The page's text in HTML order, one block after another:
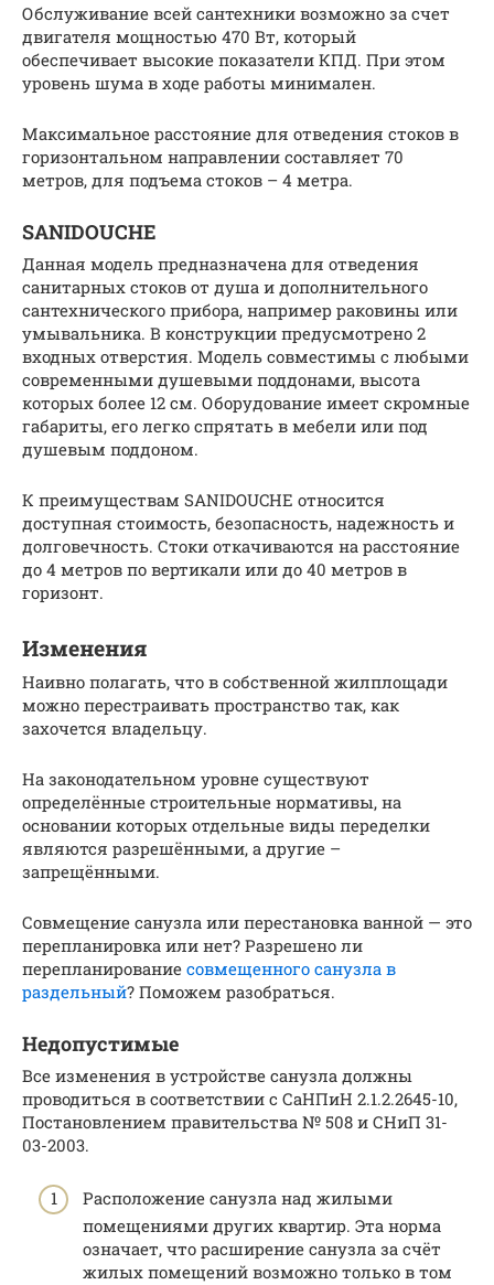
Обслуживание всей сантехники возможно за счет
двигателя мощностью 470 Вт, который
обеспечивает высокие показатели КПД. При этом
уровень шума в ходе работы минимален.
Максимальное расстояние для отведения стоков в
горизонтальном направлении составляет 70
метров, для подъема стоков – 4 метра.
SANIDOUCHE
Данная модель предназначена для отведения
санитарных стоков от душа и дополнительного
сантехнического прибора, например раковины или
умывальника. В конструкции предусмотрено 2
входных отверстия. Модель совместимы с любыми
современными душевыми поддонами, высота
которых более 12 см. Оборудование имеет скромные
габариты, его легко спрятать в мебели или под
душевым поддоном.
К преимуществам SANIDOUCHE относится
доступная стоимость, безопасность, надежность и
долговечность. Стоки откачиваются на расстояние
до 4 метров по вертикали или до 40 метров в
горизонт.
Изменения
Наивно полагать, что в собственной жилплощади
можно перестраивать пространство так, как
захочется владельцу.
На законодательном уровне существуют
определённые строительные нормативы, на
основании которых отдельные виды переделки
являются разрешёнными, а другие –
запрещёнными.
Совмещение санузла или перестановка ванной — это
перепланировка или нет? Разрешено ли
перепланирование совмещенного санузла в
раздельный? Поможем разобраться.
Недопустимые
Все изменения в устройстве санузла должны
проводиться в соответствии с СаНПиН 2.1.2.2645-10,
Постановлением правительства № 508 и СНиП 31-
03-2003.
Расположение санузла над жилыми
помещениями других квартир. Эта норма
означает, что расширение санузла за счёт
жилых помещений возможно только в том